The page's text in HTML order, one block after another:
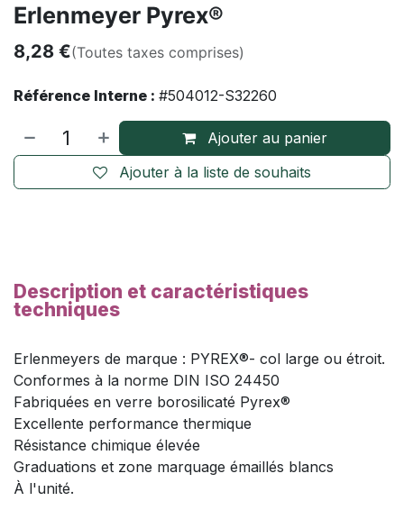
Erlenmeyer Pyrex®
8,28 €(Toutes taxes comprises)
Référence Interne : #504012-S32260
Ajouter au panier
Ajouter à la liste de souhaits
Description et caractéristiques
techniques
Erlenmeyers de marque : PYREX®- col large ou étroit.
Conformes à la norme DIN ISO 24450
Fabriquées en verre borosilicaté Pyrex®
Excellente performance thermique
Résistance chimique élevée
Graduations et zone marquage émaillés blancs
À l'unité.